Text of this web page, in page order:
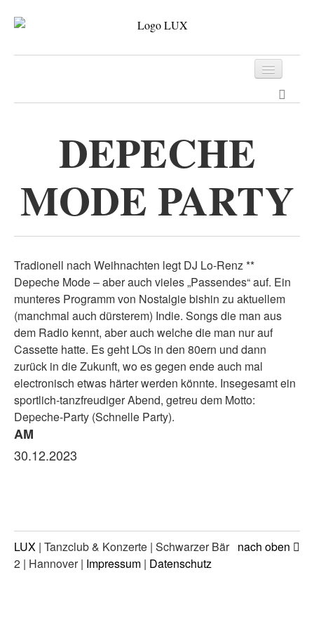
Kontakt
DEPECHE
MODE PARTY
Tradionell nach Weihnachten legt DJ Lo-Renz **
Depeche Mode – aber auch vieles „Passendes“ auf. Ein
munteres Programm von Nostalgie bishin zu aktuellem
(manchmal auch dürsterem) Indie. Songs die man aus
dem Radio kennt, aber auch welche die man nur auf
Cassette hatte. Es geht LOs in den 80ern und dann
zurück in die Zukunft, wo es gegen ende auch mal
electronisch etwas härter werden könnte. Insegesamt ein
sportlich-tanzfreudiger Abend, getreu dem Motto:
Depeche-Party (Schnelle Party).
AM
30.12.2023
nach oben
LUX | Tanzclub & Konzerte | Schwarzer Bär
2 | Hannover | Impressum | Datenschutz